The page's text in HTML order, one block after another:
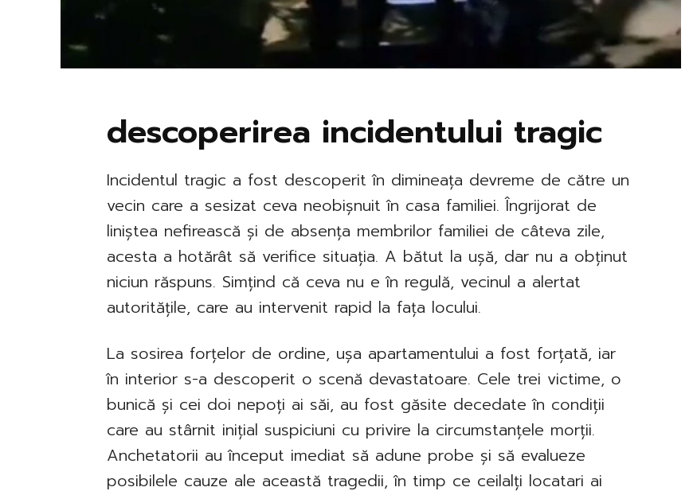
descoperirea incidentului tragic
Incidentul tragic a fost descoperit în dimineața devreme de către un
vecin care a sesizat ceva neobișnuit în casa familiei. Îngrijorat de
liniștea nefirească și de absența membrilor familiei de câteva zile,
acesta a hotărât să verifice situația. A bătut la ușă, dar nu a obținut
niciun răspuns. Simțind că ceva nu e în regulă, vecinul a alertat
autoritățile, care au intervenit rapid la fața locului.
La sosirea forțelor de ordine, ușa apartamentului a fost forțată, iar
în interior s-a descoperit o scenă devastatoare. Cele trei victime, o
bunică și cei doi nepoți ai săi, au fost găsite decedate în condiții
care au stârnit inițial suspiciuni cu privire la circumstanțele morții.
Anchetatorii au început imediat să adune probe și să evalueze
posibilele cauze ale această tragedii, în timp ce ceilalți locatari ai